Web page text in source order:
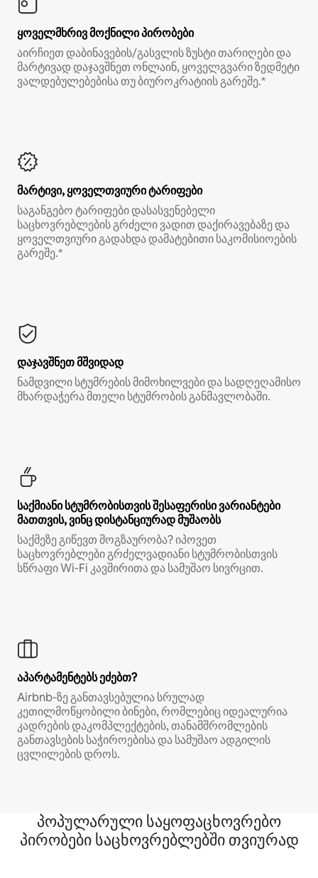
ყოველმხრივ მოქნილი პირობები
აირჩიეთ დაბინავების/გასვლის ზუსტი თარიღები და
მარტივად დაჯავშნეთ ონლაინ, ყოველგვარი ზედმეტი
ვალდებულებებისა თუ ბიუროკრატიის გარეშე.*
მარტივი, ყოველთვიური ტარიფები
საგანგებო ტარიფები დასასვენებელი
საცხოვრებლების გრძელი ვადით დაქირავებაზე და
ყოველთვიური გადახდა დამატებითი საკომისიოების
გარეშე.*
დაჯავშნეთ მშვიდად
ნამდვილი სტუმრების მიმოხილვები და სადღეღამისო
მხარდაჭერა მთელი სტუმრობის განმავლობაში.
საქმიანი სტუმრობისთვის შესაფერისი ვარიანტები
მათთვის, ვინც დისტანციურად მუშაობს
საქმეზე გიწევთ მოგზაურობა? იპოვეთ
საცხოვრებლები გრძელვადიანი სტუმრობისთვის
სწრაფი Wi‑Fi კავშირითა და სამუშაო სივრცით.
აპარტამენტებს ეძებთ?
Airbnb‑ზე განთავსებულია სრულად
კეთილმოწყობილი ბინები, რომლებიც იდეალურია
კადრების დაკომპლექტების, თანამშრომლების
განთავსების საჭიროებისა და სამუშაო ადგილის
ცვლილების დროს.
პოპულარული საყოფაცხოვრებო
პირობები საცხოვრებლებში თვიურად